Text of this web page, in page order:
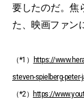
要したのだ。焦
た、映画ファン
（*1）
https://
steven-spielberg-
（*2） https://